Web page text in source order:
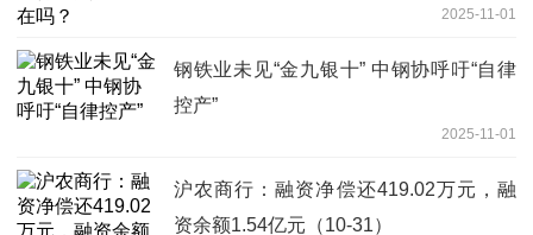
2025-11-01
钢铁业未见“金九银十” 中钢协呼吁“自律
控产”
2025-11-01
沪农商行：融资净偿还419.02万元，融
资余额1.54亿元（10-31）